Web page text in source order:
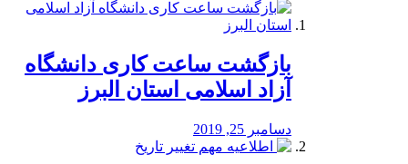
بازگشت ساعت کاری دانشگاه
آزاد اسلامی استان البرز
دسامبر 25, 2019